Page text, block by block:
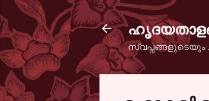
സ്വപ്നങ്ങളുടെയും